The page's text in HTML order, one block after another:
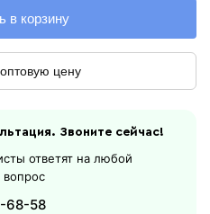
в корзину
цену
Звоните сейчас!
ответят на любой
68-58